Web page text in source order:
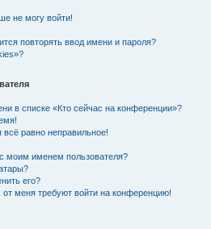
не могу войти!
повторять ввод имени и пароля?
в списке «Кто сейчас на конференции»?
равно неправильное!
моим именем пользователя?
его?
меня требуют войти на конференцию!